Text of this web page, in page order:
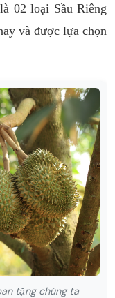
02 loại Sầu Riêng
và được lựa chọn
tặng chúng ta